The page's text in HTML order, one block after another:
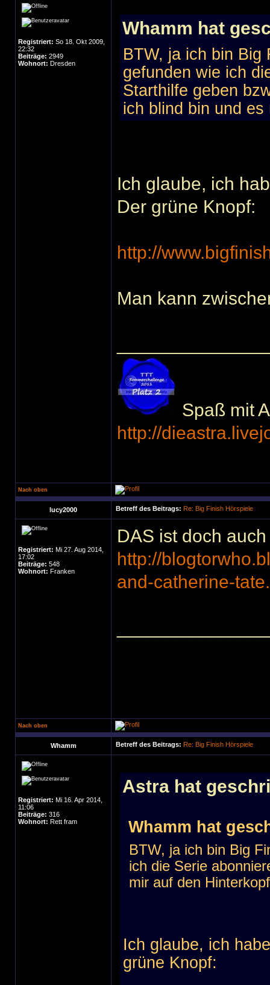
Registriert: So 18. Okt 2009,
22:32
Beiträge: 2949
Wohnort: Dresden
Whamm hat
BTW, ja ich bin Big
gefunden wie ich
Starthilfe geben
ich blind bin und es
Ich glaube, ich
Der grüne Knopf:
http://
Man kann
Spaß mit
http://
Nach oben
lucy2000 Betreff des Beitrags: Re: Big Finish Hörspiele
Registriert: Mi 27. Aug 2014,
17:02
Beiträge: 548
Wohnort: Franken
DAS ist doch
http://
and-catherine-
Nach oben
Whamm Betreff des Beitrags: Re: Big Finish Hörspiele
Registriert: Mi 16. Apr 2014,
11:06
Beiträge: 316
Wohnort: Rett fram
Astra hat
Whamm hat
BTW, ja ich bin Big
ich die Serie
mir auf den
Ich glaube, ich
grüne Knopf: